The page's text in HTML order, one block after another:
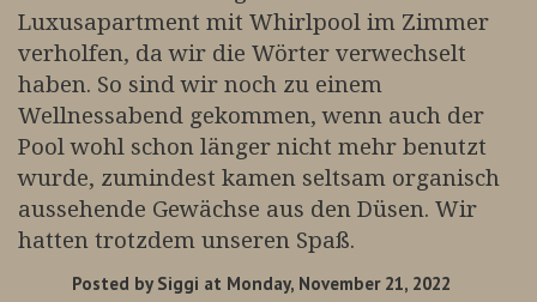
Luxusapartment mit Whirlpool im Zimmer
verholfen, da wir die Wörter verwechselt
haben. So sind wir noch zu einem
Wellnessabend gekommen, wenn auch der
Pool wohl schon länger nicht mehr benutzt
wurde, zumindest kamen seltsam organisch
aussehende Gewächse aus den Düsen. Wir
hatten trotzdem unseren Spaß.
Posted by Siggi at Monday, November 21, 2022